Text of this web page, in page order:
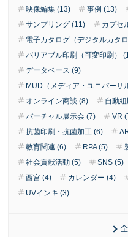
映像編集 (13)
事例 (13)
サンプリング (11)
カプセ
電子カタログ（デジタルカタ
バリアブル印刷（可変印刷）
データベース (9)
MUD（メディア・ユニバーサ
オンライン商談 (8)
自動
バーチャル展示会 (7)
VR
抗菌印刷・抗菌加工 (6)
教育関連 (6)
RPA (5)
社会貢献活動 (5)
SNS (5)
西宮 (4)
カレンダー (4)
UVインキ (3)